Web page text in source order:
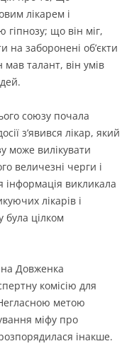
лікарем і
що він міг,
заборонені об’єкти
мав талант, він умів
союзу почала
з’явився лікар, який
може вилікувати
величезні черги і
інформація викликала
лікарів і
була цілком
Довженка
комісію для
метою
міфу про
інакше.